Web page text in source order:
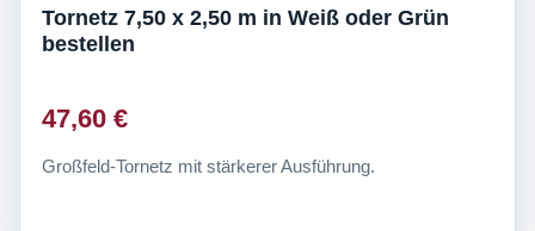
Tornetz 7,50 x 2,50 m in Weiß oder Grün
bestellen
47,60 €
Großfeld-Tornetz mit stärkerer Ausführung.